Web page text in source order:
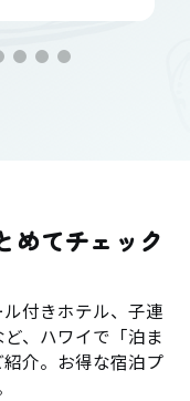
めてチェック
付きホテル、子連
、ハワイで「泊ま
介。お得な宿泊プ